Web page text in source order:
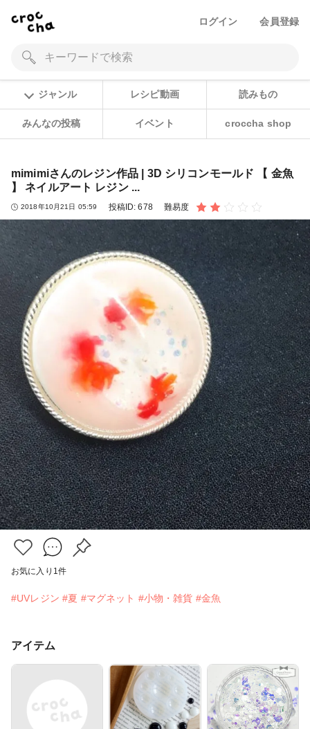
ログイン 会員登録
ジャンル レシピ動画 読みもの
みんなの投稿 イベント croccha shop
mimimiさんのレジン作品 | 3D シリコンモールド 【 金魚
】 ネイルアート レジン ...
2018年10月21日 05:59 投稿ID:678 難易度
お気に入り 1 件
#UVレジン #夏 #マグネット #小物・雑貨 #金魚
アイテム